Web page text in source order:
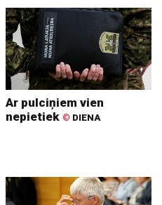
Ar pulciņiem vien
nepietiek © DIENA